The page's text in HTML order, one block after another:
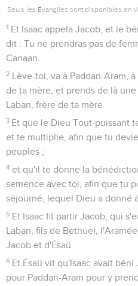
Seuls les Évangiles sont disponibles en
1 Et Isaac appela Jacob, et le
dit : Tu ne prendras pas de
Canaan.
2 Lève-toi, va à Paddan-Aram,
de ta mère, et prends de là
Laban, frère de ta mère.
3 Et que le Dieu Tout-puissant
et te multiplie, afin que tu
peuples ;
4 et qu'il te donne la
semence avec toi, afin que tu
séjourné, lequel Dieu a donné
5 Et Isaac fit partir Jacob, qui
Laban, fils de Bethuel,
Jacob et d'Ésaü.
6 Et Ésaü vit qu'Isaac avait
pour Paddan-Aram pour y